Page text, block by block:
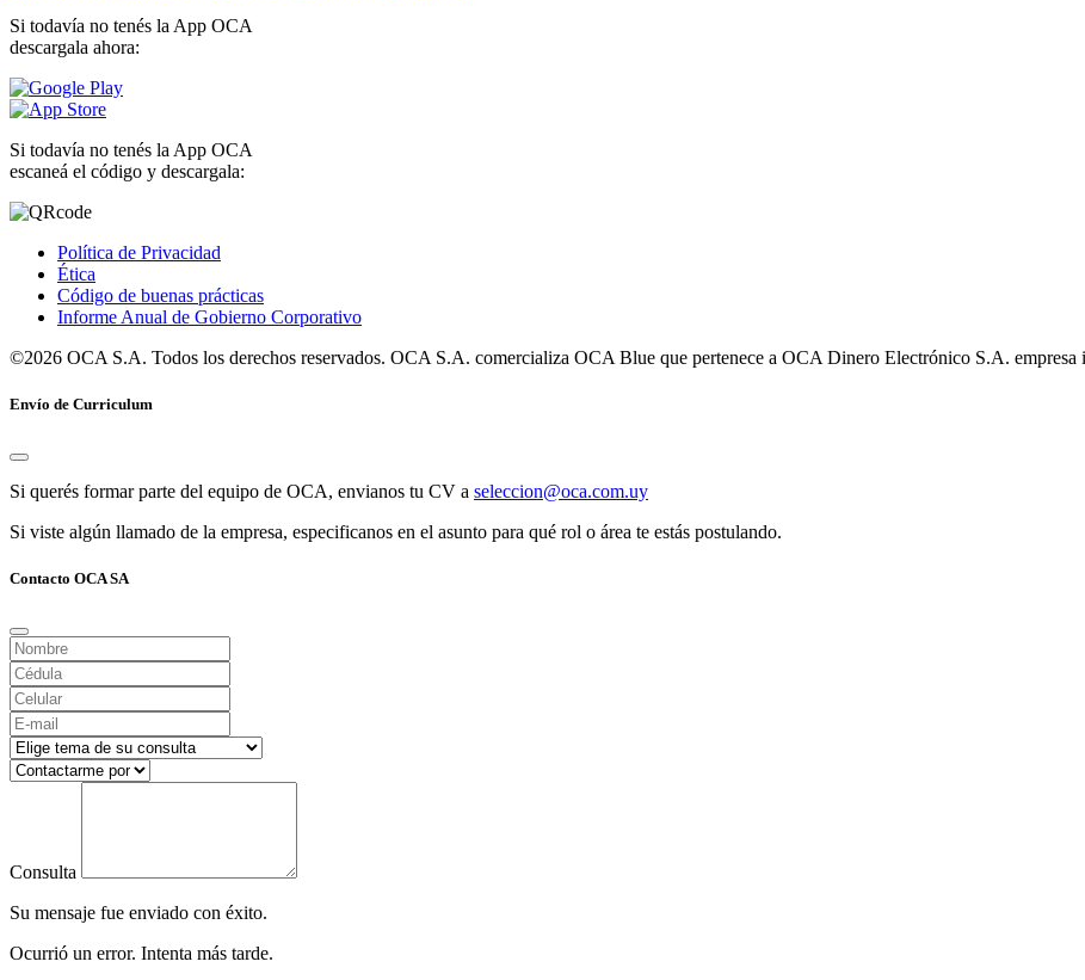
Si todavía no tenés la App OCA
descargala ahora:
Si todavía no tenés la App OCA
escaneá el código y descargala:
Política de Privacidad
Ética
Código de buenas prácticas
Informe Anual de Gobierno Corporativo
©2026 OCA S.A. Todos los derechos reservados. OCA S.A. comercializa OCA Blue que pertenece a OCA Dinero Electrónico S.A.
Envío de Curriculum
Si querés formar parte del equipo de OCA, envianos tu CV a seleccion@oca.com.uy
Si viste algún llamado de la empresa, especificanos en el asunto para qué rol o área te estás postulando.
Contacto OCA SA
Consulta
Su mensaje fue enviado con éxito.
Ocurrió un error. Intenta más tarde.